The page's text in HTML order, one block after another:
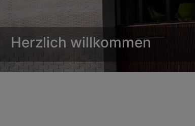
Herzlich willkommen